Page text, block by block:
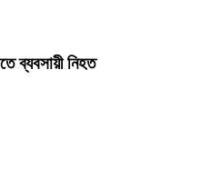
ব্যবসায়ী নিহত